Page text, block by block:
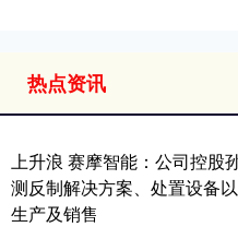
热点资讯
上升浪 赛摩智能：公司控股
测反制解决方案、处置设备
生产及销售